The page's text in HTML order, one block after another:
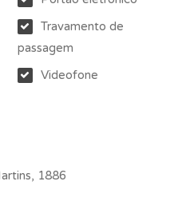
Travamento de
passagem
Videofone
1886